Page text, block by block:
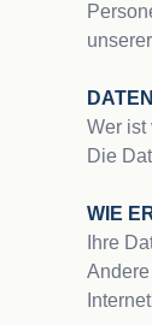
Wer ist
Die
WIE
Ihre